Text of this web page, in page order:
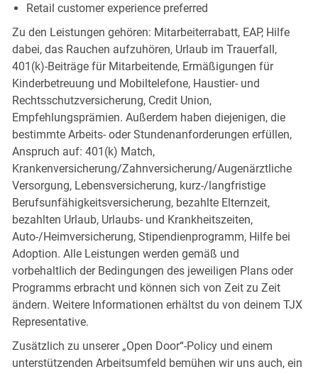
Retail customer experience preferred
Zu den Leistungen gehören: Mitarbeiterrabatt, EAP, Hilfe
dabei, das Rauchen aufzuhören, Urlaub im Trauerfall,
401(k)-Beiträge für Mitarbeitende, Ermäßigungen für
Kinderbetreuung und Mobiltelefone, Haustier- und
Rechtsschutzversicherung, Credit Union,
Empfehlungsprämien. Außerdem haben diejenigen, die
bestimmte Arbeits- oder Stundenanforderungen erfüllen,
Anspruch auf: 401(k) Match,
Krankenversicherung/Zahnversicherung/Augenärztliche
Versorgung, Lebensversicherung, kurz-/langfristige
Berufsunfähigkeitsversicherung, bezahlte Elternzeit,
bezahlten Urlaub, Urlaubs- und Krankheitszeiten,
Auto-/Heimversicherung, Stipendienprogramm, Hilfe bei
Adoption. Alle Leistungen werden gemäß und
vorbehaltlich der Bedingungen des jeweiligen Plans oder
Programms erbracht und können sich von Zeit zu Zeit
ändern. Weitere Informationen erhältst du von deinem TJX
Representative.
Zusätzlich zu unserer „Open Door“-Policy und einem
unterstützenden Arbeitsumfeld bemühen wir uns auch, ein